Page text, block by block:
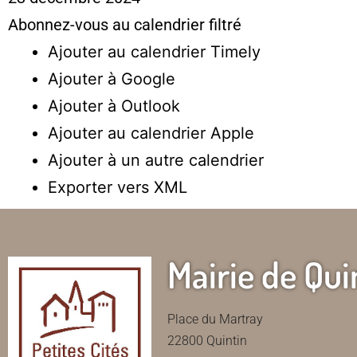
Abonnez-vous au calendrier filtré
Ajouter au calendrier Timely
Ajouter à Google
Ajouter à Outlook
Ajouter au calendrier Apple
Ajouter à un autre calendrier
Exporter vers XML
Mairie de
Place du Martray
22800 Quintin